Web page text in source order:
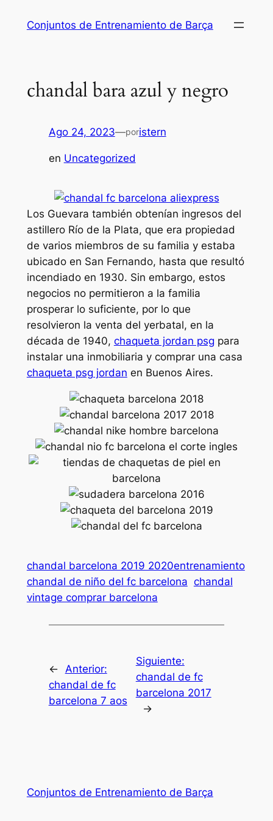
Conjuntos de Entrenamiento de Barça
chandal bara azul y negro
Ago 24, 2023—poristern
en Uncategorized
Los Guevara también obtenían ingresos del
astillero Río de la Plata, que era propiedad
de varios miembros de su familia y estaba
ubicado en San Fernando, hasta que resultó
incendiado en 1930. Sin embargo, estos
negocios no permitieron a la familia
prosperar lo suficiente, por lo que
resolvieron la venta del yerbatal, en la
década de 1940, chaqueta jordan psg para
instalar una inmobiliaria y comprar una casa
chaqueta psg jordan en Buenos Aires.
chandal barcelona 2019 2020entrenamiento
chandal de niño del fc barcelona chandal
vintage comprar barcelona
←
Anterior:
chandal de fc
barcelona 7 aos
Siguiente:
chandal de fc
barcelona 2017
→
Conjuntos de Entrenamiento de Barça